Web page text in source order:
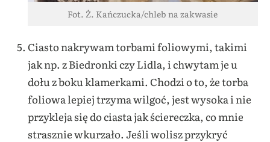
Fot. Ż. Kańczucka/chleb na zakwasie
Ciasto nakrywam torbami foliowymi, takimi
jak np. z Biedronki czy Lidla, i chwytam je u
dołu z boku klamerkami. Chodzi o to, że torba
foliowa lepiej trzyma wilgoć, jest wysoka i nie
przykleja się do ciasta jak ściereczka, co mnie
strasznie wkurzało. Jeśli wolisz przykryć